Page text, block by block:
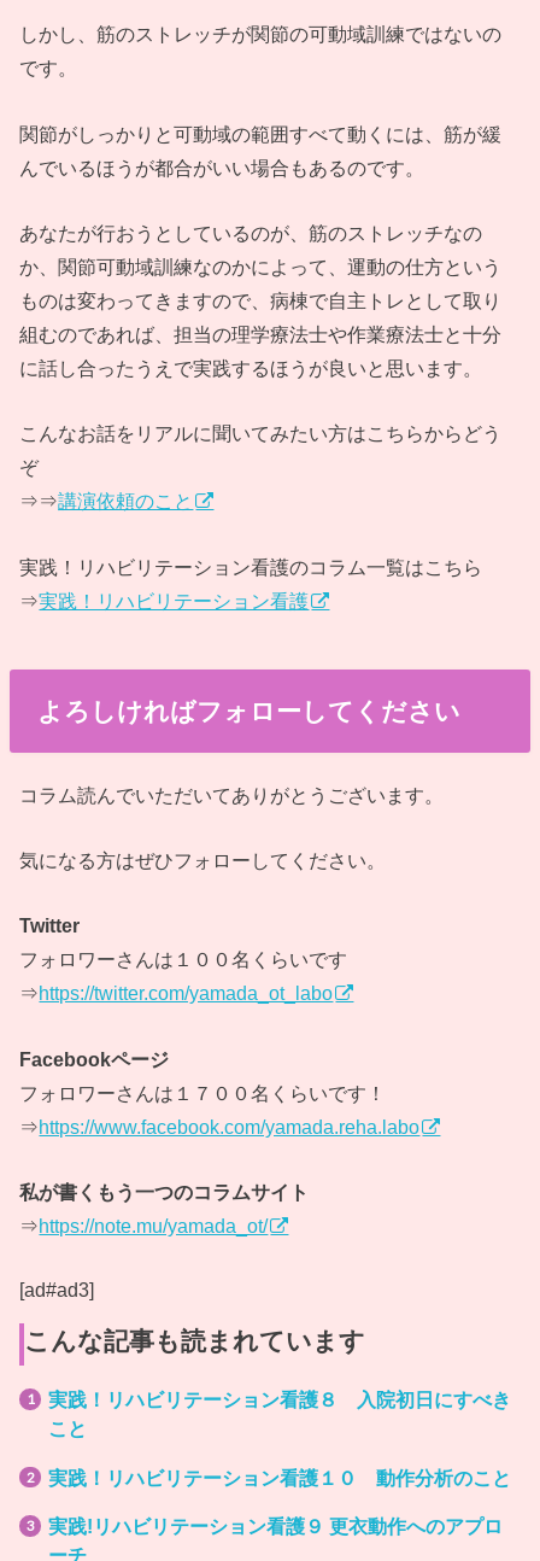
しかし、筋のストレッチが関節の可動域訓練ではないの
です。
関節がしっかりと可動域の範囲すべて動くには、筋が緩
んでいるほうが都合がいい場合もあるのです。
あなたが行おうとしているのが、筋のストレッチなの
か、関節可動域訓練なのかによって、運動の仕方という
ものは変わってきますので、病棟で自主トレとして取り
組むのであれば、担当の理学療法士や作業療法士と十分
に話し合ったうえで実践するほうが良いと思います。
こんなお話をリアルに聞いてみたい方はこちらからどう
ぞ
⇒⇒講演依頼のこと
実践！リハビリテーション看護のコラム一覧はこちら
⇒実践！リハビリテーション看護
よろしければフォローしてください
コラム読んでいただいてありがとうございます。
気になる方はぜひフォローしてください。
Twitter
フォロワーさんは１００名くらいです
⇒https://twitter.com/yamada_ot_labo
Facebookページ
フォロワーさんは１７００名くらいです！
⇒https://www.facebook.com/yamada.reha.labo
私が書くもう一つのコラムサイト
⇒https://note.mu/yamada_ot/
[ad#ad3]
こんな記事も読まれています
実践！リハビリテーション看護８ 入院初日にすべき
こと
実践！リハビリテーション看護１０ 動作分析のこと
実践!リハビリテーション看護９ 更衣動作へのアプロ
ーチ